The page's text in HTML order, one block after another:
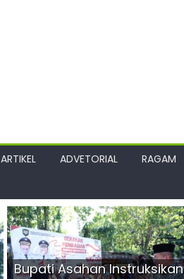
ARTIKEL ADVETORIAL RAGAM
Bupati Asahan Instruksikan